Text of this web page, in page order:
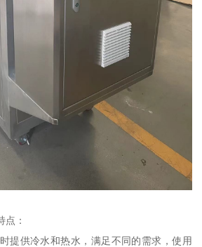
点：
提供冷水和热水，满足不同的需求，使用